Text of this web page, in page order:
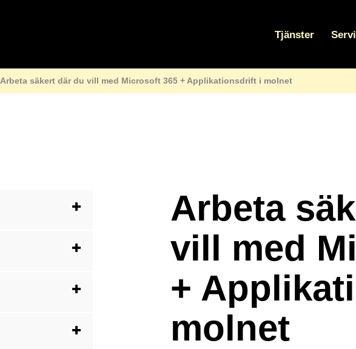
Tjänster
Arbeta säkert där du vill med Microsoft 365 + Applikationsdrift i molnet
Arbeta
vill med
+
molnet